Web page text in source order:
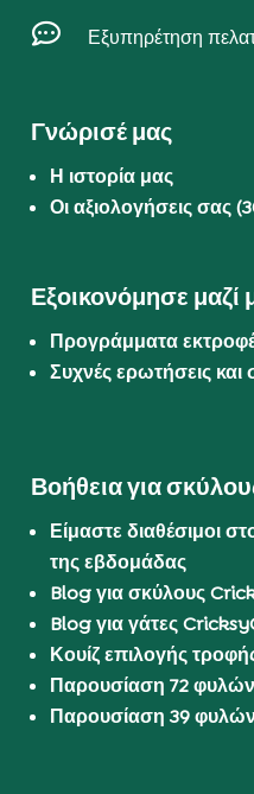
 Εξυπηρέτηση
Γνώρισέ μας
Η ιστορία μας
Οι αξιολογήσεις σας
Εξοικονόμησε μαζί
Προγράμματα
Συχνές ερωτήσεις
Βοήθεια για
Είμαστε διαθέσιμοι
της εβδομάδας
Blog για σκύλους
Blog για γάτες
Κουίζ επιλογής
Παρουσίαση 72
Παρουσίαση 39